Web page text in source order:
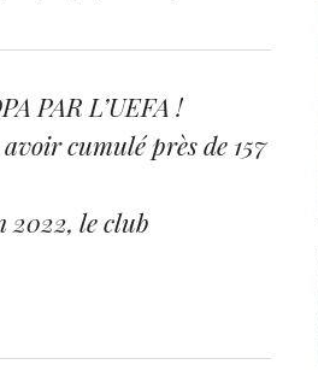
PAR L’UEFA !
cumulé près de 157
2022, le club